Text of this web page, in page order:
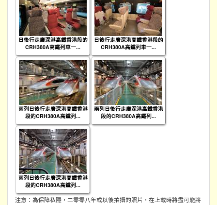
日後行走廣深港高鐵香港段的
CRH380A高鐵列車一...
日後行走廣深港高鐵香港段的
CRH380A高鐵列車一...
兩列日後行走廣深港高鐵香港
段的CRH380A高鐵列...
兩列日後行走廣深港高鐵香港
段的CRH380A高鐵列...
兩列日後行走廣深港高鐵香港
段的CRH380A高鐵列...
注意：為保障私隱，二零零八年或以後拍攝的照片，在上載時將盡可能將